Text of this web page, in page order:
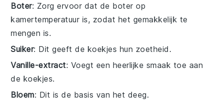
Boter: Zorg ervoor dat de boter op
kamertemperatuur is, zodat het gemakkelijk te
mengen is.
Suiker: Dit geeft de koekjes hun zoetheid.
Vanille-extract: Voegt een heerlijke smaak toe aan
de koekjes.
Bloem: Dit is de basis van het deeg.